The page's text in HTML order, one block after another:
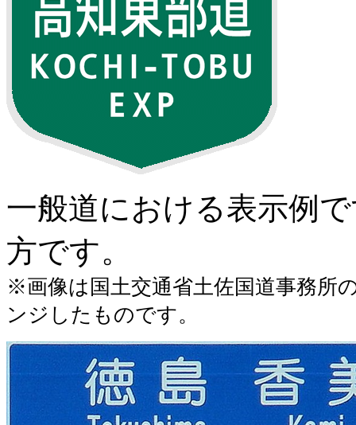
一般道における表示例
方です。
※画像は国土交通省土佐国道事務所
ンジしたものです。